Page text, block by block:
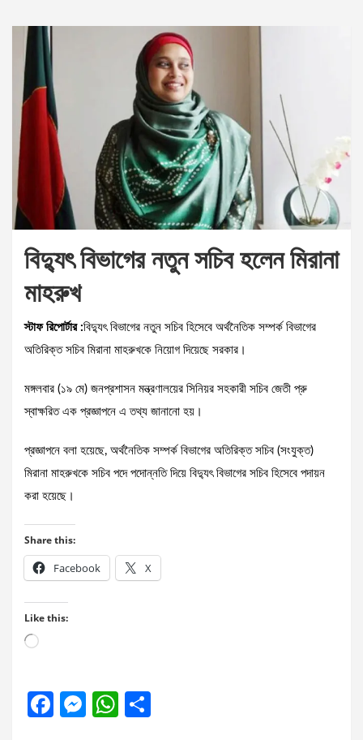
বিদ্যুৎ বিভাগের নতুন সচিব হলেন মিরানা
মাহরুখ
স্টাফ রিপোর্টার :বিদ্যুৎ বিভাগের নতুন সচিব হিসেবে অর্থনৈতিক সম্পর্ক বিভাগের
অতিরিক্ত সচিব মিরানা মাহরুখকে নিয়োগ দিয়েছে সরকার।
মঙ্গলবার (১৯ মে) জনপ্রশাসন মন্ত্রণালয়ের সিনিয়র সহকারী সচিব জেতী প্রু
স্বাক্ষরিত এক প্রজ্ঞাপনে এ তথ্য জানানো হয়।
প্রজ্ঞাপনে বলা হয়েছে, অর্থনৈতিক সম্পর্ক বিভাগের অতিরিক্ত সচিব (সংযুক্ত)
মিরানা মাহরুখকে সচিব পদে পদোন্নতি দিয়ে বিদ্যুৎ বিভাগের সচিব হিসেবে পদায়ন
করা হয়েছে।
Share this:
Facebook X
Like this:
Loading…
F
M W